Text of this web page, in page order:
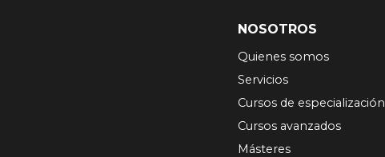
NOSOTROS
Quienes somos
Servicios
Cursos de especialización
Cursos avanzados
Másteres